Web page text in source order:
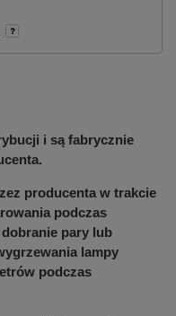
i są fabrycznie
producenta w trakcie
podczas
pary lub
lampy
podczas